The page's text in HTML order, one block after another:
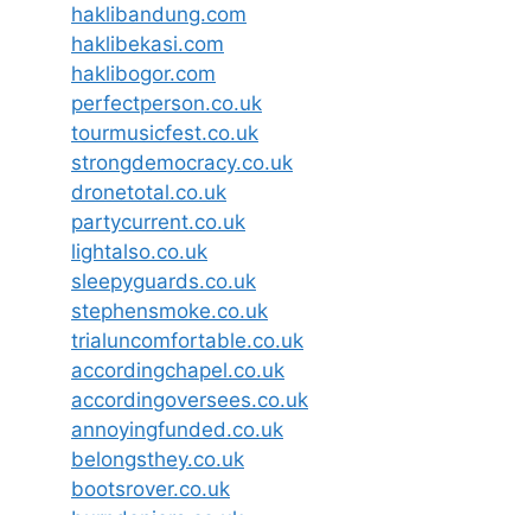
haklibandung.com
haklibekasi.com
haklibogor.com
perfectperson.co.uk
tourmusicfest.co.uk
strongdemocracy.co.uk
dronetotal.co.uk
partycurrent.co.uk
lightalso.co.uk
sleepyguards.co.uk
stephensmoke.co.uk
trialuncomfortable.co.uk
accordingchapel.co.uk
accordingoversees.co.uk
annoyingfunded.co.uk
belongsthey.co.uk
bootsrover.co.uk